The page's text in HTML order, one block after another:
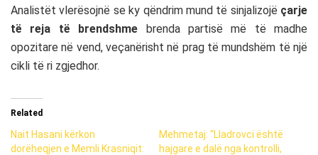
Analistët vlerësojnë se ky qëndrim mund të sinjalizojë çarje
të reja të brendshme brenda partisë më të madhe
opozitare në vend, veçanërisht në prag të mundshëm të një
cikli të ri zgjedhor.
Related
Nait Hasani kërkon
dorëheqjen e Memli Krasniqit:
Mehmetaj: “Lladrovci është
hajgare e dalë nga kontrolli,